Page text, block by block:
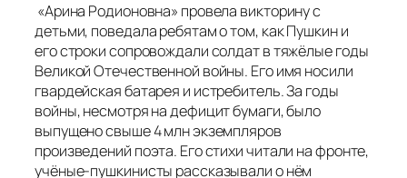
«Арина Родионовна» провела викторину с
детьми, поведала ребятам о том, как Пушкин и
его строки сопровождали солдат в тяжёлые годы
Великой Отечественной войны. Его имя носили
гвардейская батарея и истребитель. За годы
войны, несмотря на дефицит бумаги, было
выпущено свыше 4 млн экземпляров
произведений поэта. Его стихи читали на фронте,
учёные-пушкинисты рассказывали о нём